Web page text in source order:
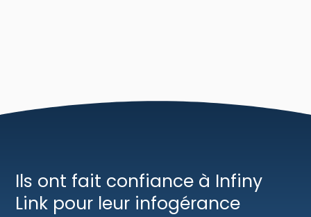
Ils ont fait confiance à Infiny
Link pour leur infogérance